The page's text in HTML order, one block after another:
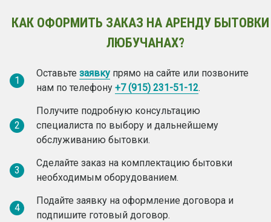
КАК ОФОРМИТЬ ЗАКАЗ НА АРЕНДУ БЫТОВКИ
ЛЮБУЧАНАХ?
1
Оставьте заявку прямо на сайте или позвоните
нам по телефону +7 (915) 231-51-12.
2
Получите подробную консультацию
специалиста по выбору и дальнейшему
обслуживанию бытовки.
3
Сделайте заказ на комплектацию бытовки
необходимым оборудованием.
4
Подайте заявку на оформление договора и
подпишите готовый договор.